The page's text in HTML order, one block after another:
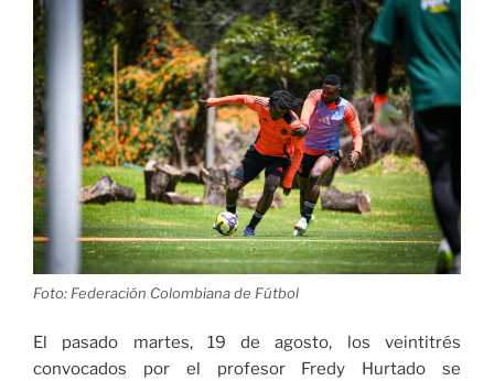
Foto: Federación Colombiana de Fútbol
El pasado martes, 19 de agosto, los veintitrés
convocados por el profesor Fredy Hurtado se